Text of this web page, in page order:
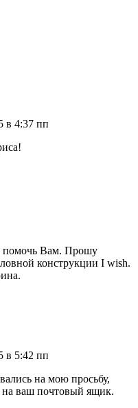
в 4:37 пп
помочь Вам. Прошу
конструкции I wish.
в 5:42 пп
на мою просьбу,
ваш почтовый ящик.